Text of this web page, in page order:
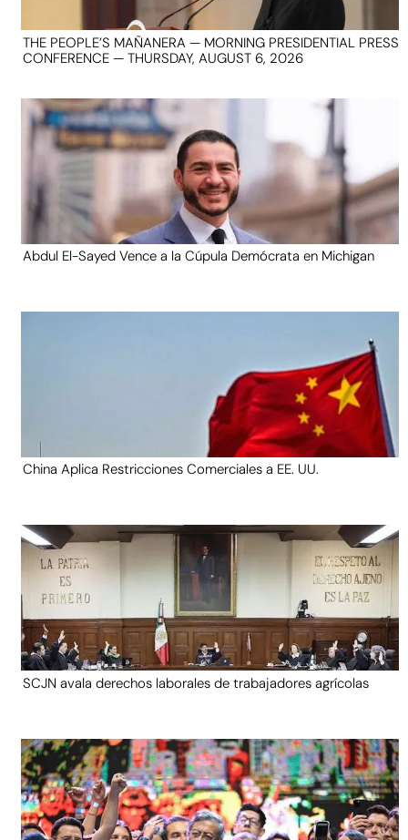
THE PEOPLE’S MAÑANERA — MORNING PRESIDENTIAL PRESS
CONFERENCE — THURSDAY, AUGUST 6, 2026
Abdul El-Sayed Vence a la Cúpula Demócrata en Michigan
China Aplica Restricciones Comerciales a EE. UU.
SCJN avala derechos laborales de trabajadores agrícolas